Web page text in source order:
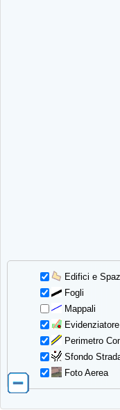
Edifici e
Fogli
Mappali
Perimetro
Sfondo
Foto Aerea